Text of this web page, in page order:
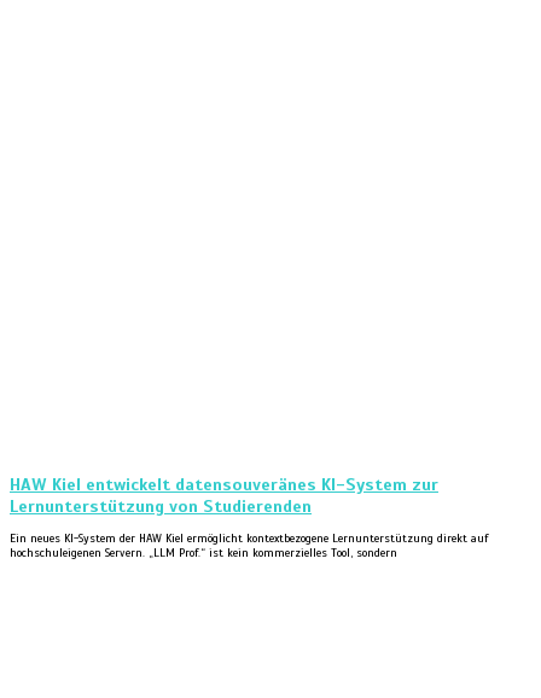
HAW Kiel entwickelt datensouveränes KI-System zur
Lernunterstützung von Studierenden
Ein neues KI-System der HAW Kiel ermöglicht kontextbezogene Lernunterstützung direkt auf
hochschuleigenen Servern. „LLM Prof.“ ist kein kommerzielles Tool, sondern